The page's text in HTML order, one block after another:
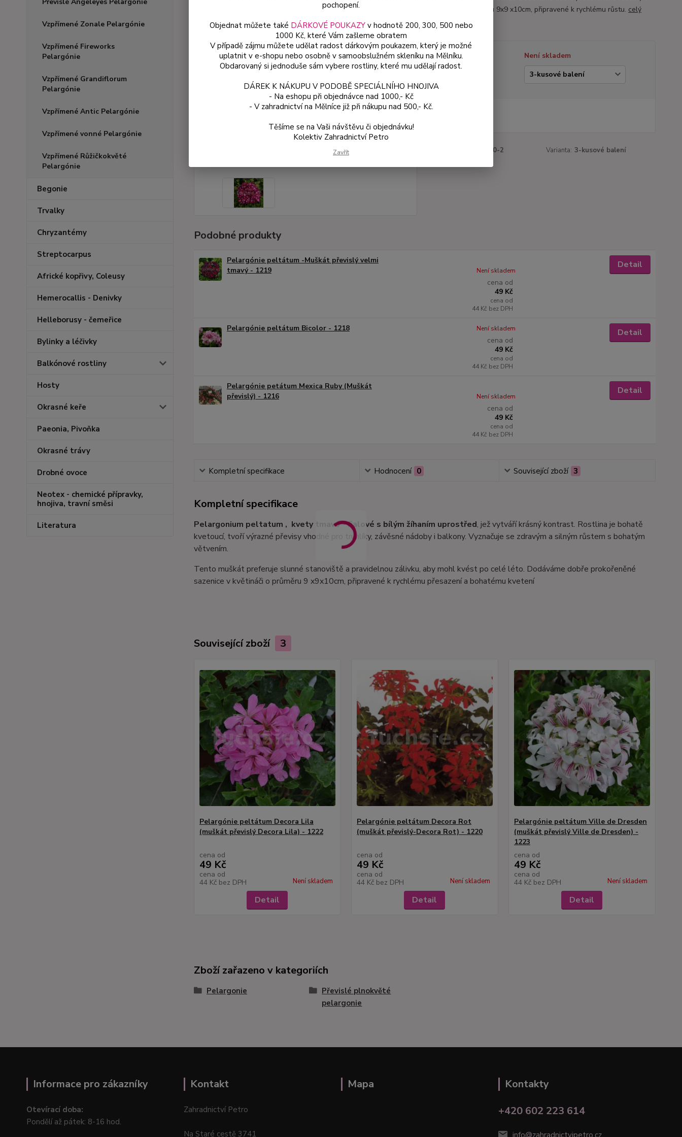
Vzpřímené Zonale Pelargónie
Vzpřímené Fireworks
Pelargónie
Vzpřímené Grandiflorum
Pelargónie
Vzpřímené Antic Pelargónie
Vzpřímené vonné Pelargónie
Vzpřímené Růžičkokvěté
Pelargónie
Begonie
Trvalky
Chryzantémy
Streptocarpus
Africké kopřivy, Coleusy
Hemerocallis - Denivky
Helleborusy - čemeřice
Bylinky a léčivky
Balkónové rostliny
Hosty
Okrasné keře
Paeonia, Pivoňka
Okrasné trávy
Drobné ovoce
Neotex - chemické přípravky,
hnojiva, travní směsi
Literatura
květináči o průměru 9x9 x10cm, připravené k rychlému růstu. celý
popis
Dostupnost
Není skladem
1210-2 Varianta: 3-kusové balení
Podobné produkty
Pelargónie peltátum -Muškát převislý velmi
tmavý - 1219
cena od
49 Kč
cena od
44 Kč bez DPH
Není skladem
Detail
Pelargónie peltátum Bicolor - 1218
cena od
49 Kč
cena od
44 Kč bez DPH
Není skladem Detail
Pelargónie petátum Mexica Ruby (Muškát
převislý) - 1216
cena od
49 Kč
cena od
44 Kč bez DPH
Není skladem
Detail
Kompletní specifikace Hodnocení 0 Související zboží 3
Kompletní specifikace
Pelargonium peltatum , kvety tmavo - fialové s bílým žíhaním uprostřed, jež vytváří krásný kontrast. Rostlina je bohatě
kvetoucí, tvoří výrazné převisy vhodné pro truhlíky, závěsné nádoby i balkony. Vyznačuje se zdravým a silným růstem s bohatým
větvením.
Tento muškát preferuje slunné stanoviště a pravidelnou zálivku, aby mohl kvést po celé léto. Dodáváme dobře prokořeněné
sazenice v květináči o průměru 9 x9x10cm, připravené k rychlému přesazení a bohatému kvetení
Související zboží 3
Pelargónie peltátum Decora Lila
(muškát převislý Decora Lila) - 1222
cena od
49 Kč
cena od
44 Kč bez DPH Není skladem
Detail
Pelargónie peltátum Decora Rot
(muškát převislý-Decora Rot) - 1220
cena od
49 Kč
cena od
44 Kč bez DPH Není skladem
Detail
Pelargónie peltátum Ville de Dresden
(muškát převislý Ville de Dresden) -
1223
cena od
49 Kč
cena od
44 Kč bez DPH Není skladem
Detail
Zboží zařazeno v kategoriích
Pelargonie
Převislé plnokvěté
pelargonie
Informace pro zákazníky
Otevírací doba:
Pondělí až pátek: 8-16 hod.
Kontakt
Zahradnictví Petro
Na Staré cestě 3741
Mapa
Kontakty
+420 602 223 614
info@zahradnictvipetro.cz
pochopení.
Objednat můžete také DÁRKOVÉ POUKAZYv hodnotě 200, 300, 500 nebo
1000 Kč, které Vám zašleme obratem
V případě zájmu můžete udělat radost dárkovým poukazem, který je možné
uplatnit v e-shopu nebo osobně v samoobslužném skleníku na Mělníku.
Obdarovaný si jednoduše sám vybere rostliny, které mu udělají radost.
DÁREK K NÁKUPU V PODOBĚ SPECIÁLNÍHO HNOJIVA
- Na eshopu při objednávce nad 1000,- Kč
- V zahradnictví na Mělníce již při nákupu nad 500,- Kč.
Těšíme se na Vaši návštěvu či objednávku!
Kolektiv Zahradnictví Petro
Zavřít